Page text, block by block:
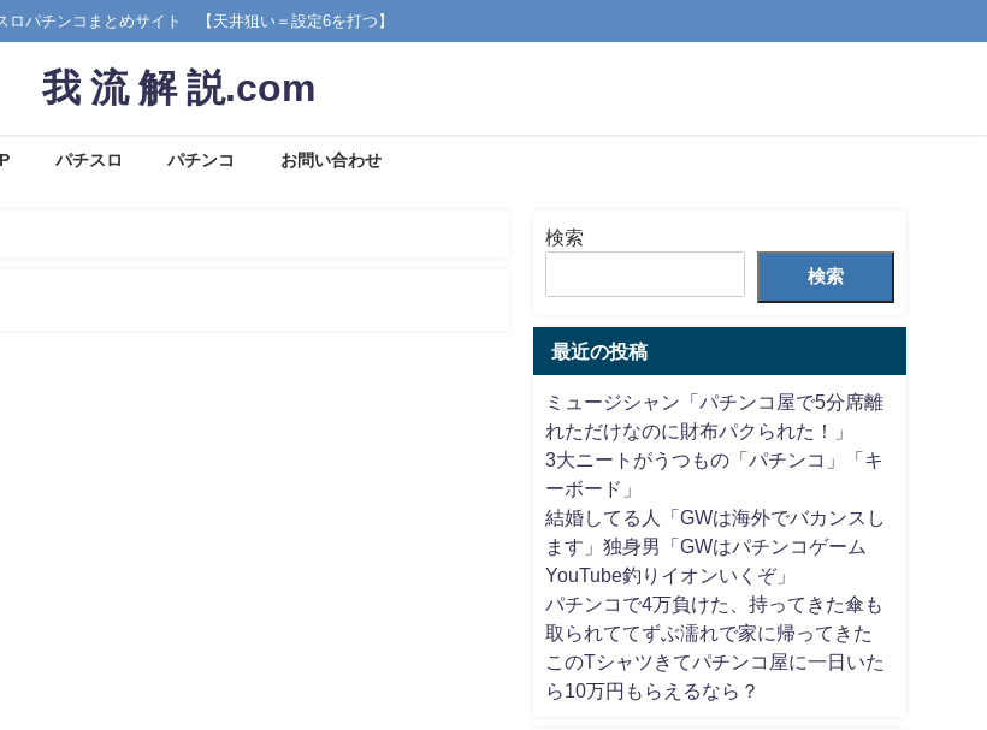
ロパチンコまとめサイト 【天井狙い＝設定6を打つ】
我 流 解 説.com
パチスロ パチンコ お問い合わせ
検索
検索
最近の投稿
ミュージシャン「パチンコ屋で5分席離
れただけなのに財布パクられた！」
3大ニートがうつもの「パチンコ」「キ
ーボード」
結婚してる人「GWは海外でバカンスし
ます」独身男「GWはパチンコゲーム
YouTube釣りイオンいくぞ」
パチンコで4万負けた、持ってきた傘も
取られててずぶ濡れで家に帰ってきた
このTシャツきてパチンコ屋に一日いた
ら10万円もらえるなら？